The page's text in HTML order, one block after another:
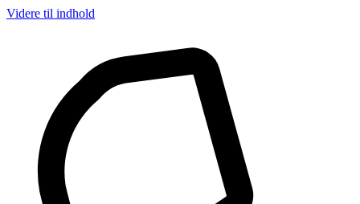
Videre til indhold